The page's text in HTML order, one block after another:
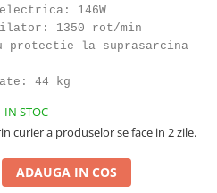
146W
1350 rot/min
protectie la suprasarcina
44 kg
IN STOC
curier a produselor se face in 2 zile.
ADAUGA IN COS